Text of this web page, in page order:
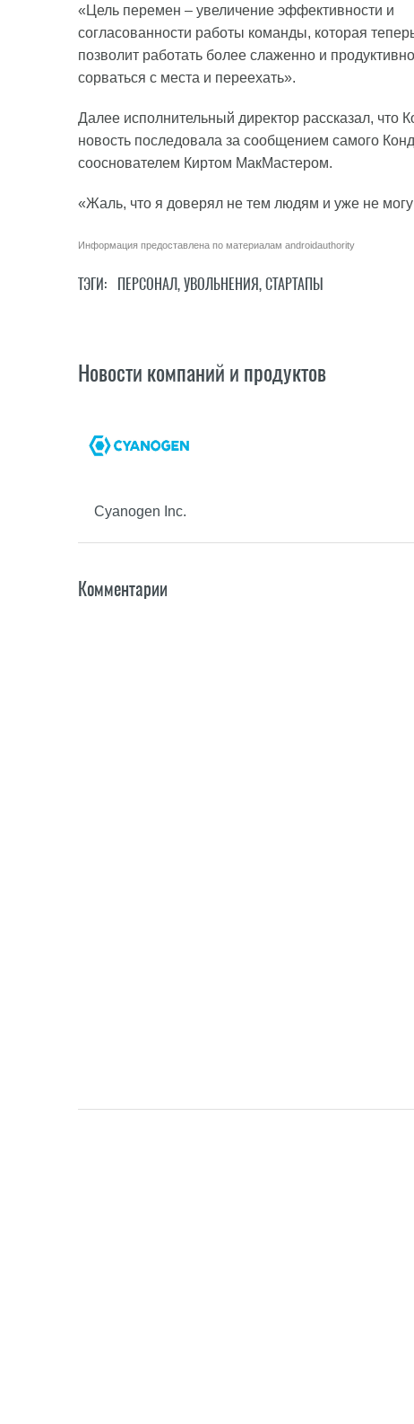
«Цель перемен – увеличение эффективности и
согласованности работы команды, которая
позволит работать более слаженно и
сорваться с места и переехать».
Далее исполнительный директор рассказал, что
новость последовала за сообщением самого
сооснователем Киртом МакМастером.
«Жаль, что я доверял не тем людям и уже не
Информация предоставлена по материалам androidauthority
ТЭГИ: ПЕРСОНАЛ,УВОЛЬНЕНИЯ,СТАРТАПЫ
Новости компаний и продуктов
Cyanogen Inc.
Комментарии